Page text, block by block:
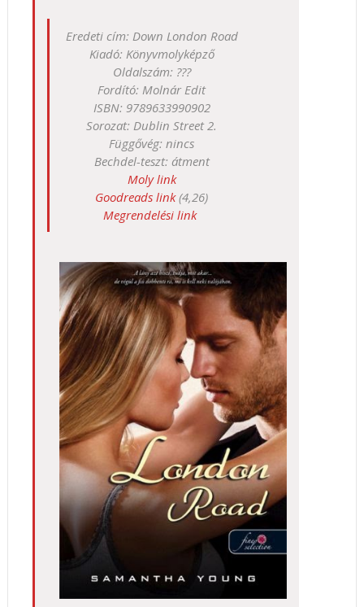
Eredeti cím: Down London Road
Kiadó: Könyvmolyképző
Oldalszám: ???
Fordító: Molnár Edit
ISBN: 9789633990902
Sorozat: Dublin Street 2.
Függővég: nincs
Bechdel-teszt: átment
Moly link
Goodreads link(4,26)
Megrendelési link